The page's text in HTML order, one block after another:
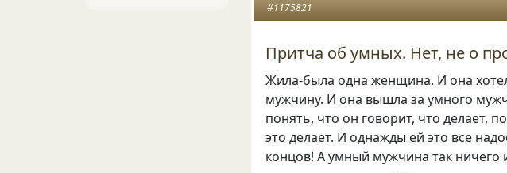
#1175821
Притча об умных. Нет, не о
Жила-была одна женщина. И она
мужчину. И она вышла за умного
понять, что он говорит, что делает,
это делает. И однажды ей это все
концов! А умный мужчина так ничего